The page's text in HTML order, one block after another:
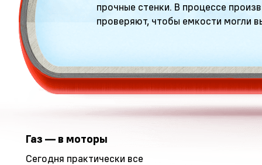
прочные стенки. В процессе
проверяют, чтобы емкости могли
Газ — в моторы
Сегодня практически все